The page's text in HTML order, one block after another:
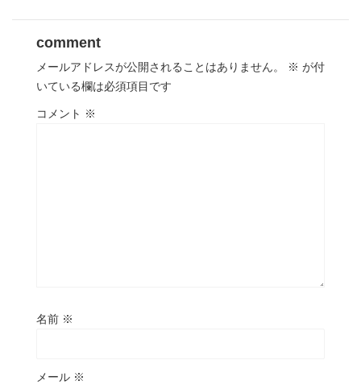
comment
メールアドレスが公開されることはありません。 ※ が付
いている欄は必須項目です
コメント ※
名前 ※
メール ※